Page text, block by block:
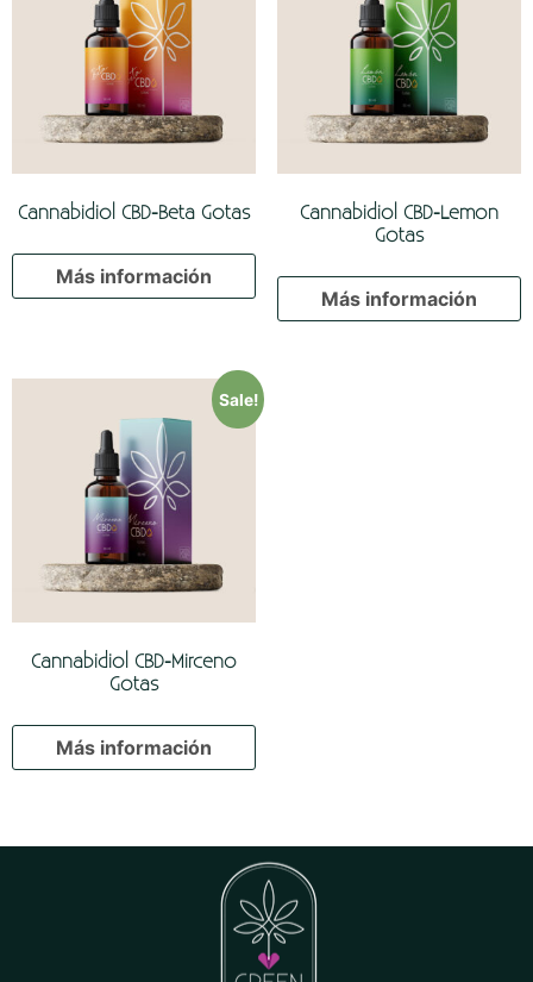
Cannabidiol CBD-Beta Gotas
Más información
Cannabidiol CBD-Lemon
Gotas
Más información
Sale!
Cannabidiol CBD-Mirceno
Gotas
Más información